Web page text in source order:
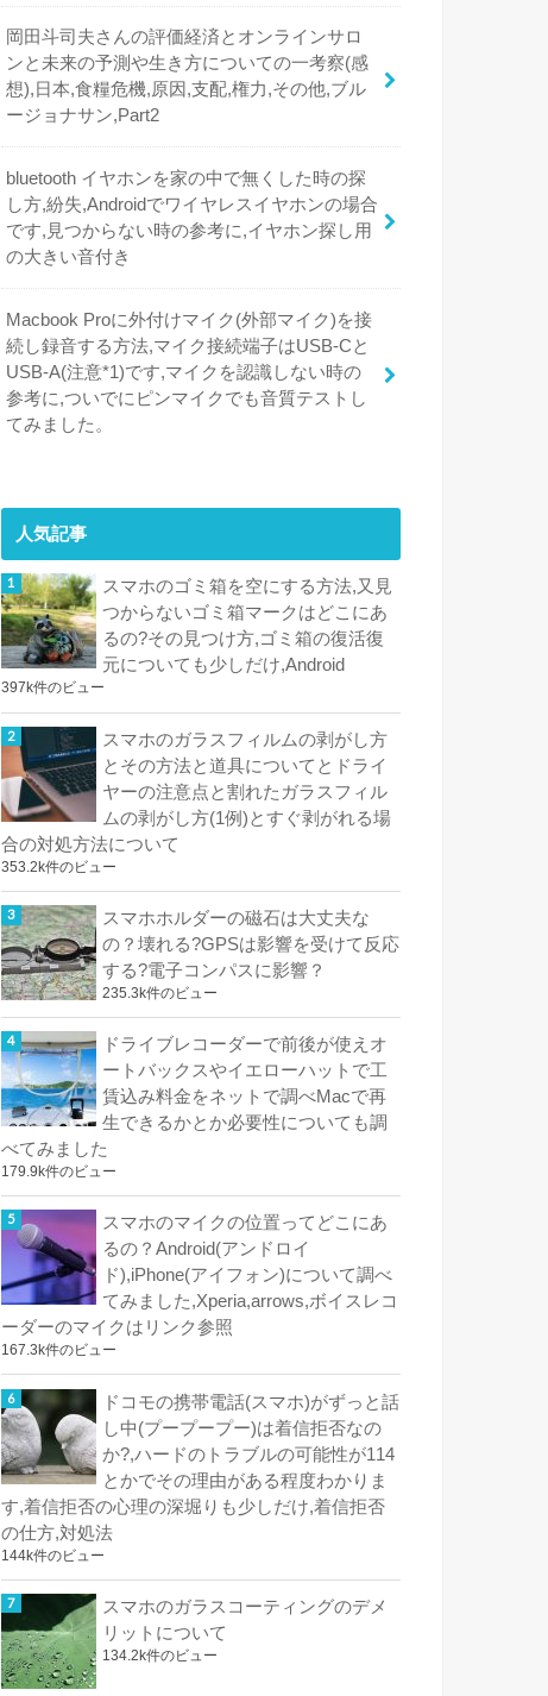
岡田斗司夫さんの評価経済とオンラインサロ
ンと未来の予測や生き方についての一考察(感
想),日本,食糧危機,原因,支配,権力,その他,ブル
ージョナサン,Part2
bluetooth イヤホンを家の中で無くした時の探
し方,紛失,Androidでワイヤレスイヤホンの場合
です,見つからない時の参考に,イヤホン探し用
の大きい音付き
Macbook Proに外付けマイク(外部マイク)を接
続し録音する方法,マイク接続端子はUSB-Cと
USB-A(注意*1)です,マイクを認識しない時の
参考に,ついでにピンマイクでも音質テストし
てみました。
人気記事
スマホのゴミ箱を空にする方法,又見
つからないゴミ箱マークはどこにあ
るの?その見つけ方,ゴミ箱の復活復
元についても少しだけ,Android
397k件のビュー
スマホのガラスフィルムの剥がし方
とその方法と道具についてとドライ
ヤーの注意点と割れたガラスフィル
ムの剥がし方(1例)とすぐ剥がれる場
合の対処方法について
353.2k件のビュー
スマホホルダーの磁石は大丈夫な
の？壊れる?GPSは影響を受けて反応
する?電子コンパスに影響？
235.3k件のビュー
ドライブレコーダーで前後が使えオ
ートバックスやイエローハットで工
賃込み料金をネットで調べMacで再
生できるかとか必要性についても調
べてみました
179.9k件のビュー
スマホのマイクの位置ってどこにあ
るの？Android(アンドロイ
ド),iPhone(アイフォン)について調べ
てみました,Xperia,arrows,ボイスレコ
ーダーのマイクはリンク参照
167.3k件のビュー
ドコモの携帯電話(スマホ)がずっと話
し中(プープープー)は着信拒否なの
か?,ハードのトラブルの可能性が114
とかでその理由がある程度わかりま
す,着信拒否の心理の深堀りも少しだけ,着信拒否
の仕方,対処法
144k件のビュー
スマホのガラスコーティングのデメ
リットについて
134.2k件のビュー